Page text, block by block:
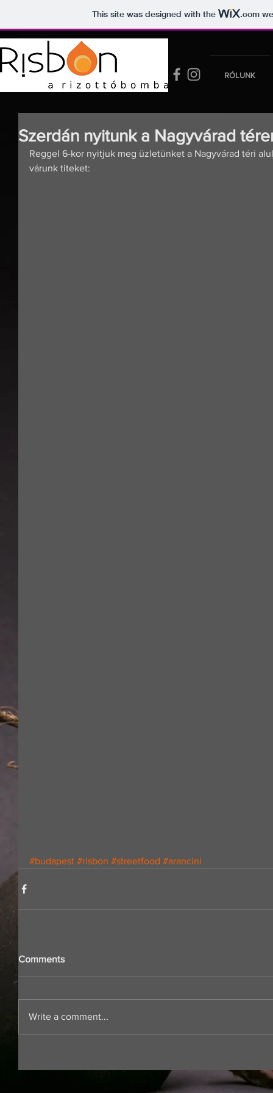
This site was designed with the .com
YOUR NAME RÓLUNK
Szerdán nyitunk a Nagyvárad
Reggel 6-kor nyitjuk meg üzletünket a Nagyvárad téri
várunk titeket:
#budapest #risbon #streetfood #arancini
Comments
Write a comment...